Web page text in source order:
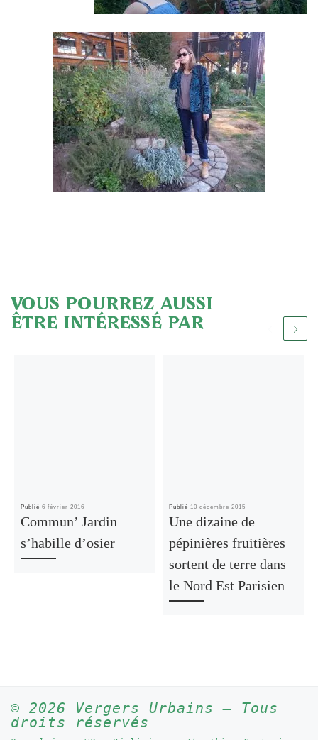
VOUS POURREZ AUSSI
ÊTRE INTÉRESSÉ PAR
Publié 6 février 2016
Commun’ Jardin
s’habille d’osier
Publié 10 décembre 2015
Une dizaine de
pépinières fruitières
sortent de terre dans
le Nord Est Parisien
© 2026 Vergers Urbains – Tous
droits réservés